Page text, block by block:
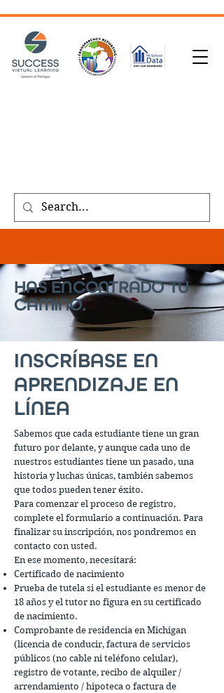
HAS ENCONTRADO TU
CAMINO.
INSCRÍBASE EN
APRENDIZAJE EN
LÍNEA
Sabemos que cada estudiante tiene un gran
futuro por delante, y aunque cada uno de
nuestros estudiantes tiene un pasado, una
historia y luchas únicas, también sabemos
que todos pueden tener éxito.
Para comenzar el proceso de registro,
complete el formulario a continuación. Para
finalizar su inscripción, nos pondremos en
contacto con usted.
En ese momento, necesitará:
Certificado de nacimiento
Prueba de tutela si el estudiante es menor de
18 años y el tutor no figura en su certificado
de nacimiento.
Comprobante de residencia en Michigan
(licencia de conducir, factura de servicios
públicos (no cable ni teléfono celular),
registro de votante, recibo de alquiler /
arrendamiento / hipoteca o factura de